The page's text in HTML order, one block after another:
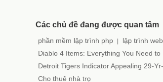
Các chủ đề đang được quan tâm
phần mềm lập trình php lập trình
Diablo 4 Items: Everything You Need
Detroit Tigers Indicator Appealing 29-
Cho thuê nhà trọ